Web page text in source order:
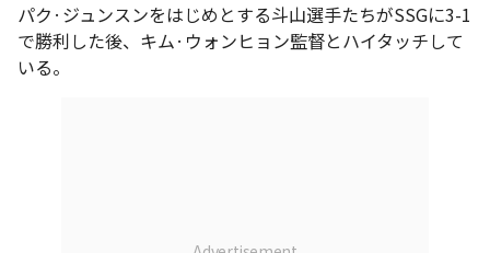
パク·ジュンスンをはじめとする斗山選手たちがSSGに3-1
で勝利した後、キム·ウォンヒョン監督とハイタッチして
いる。